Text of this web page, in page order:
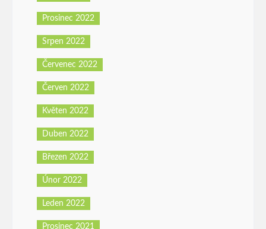
Prosinec 2022
Srpen 2022
Červenec 2022
Červen 2022
Květen 2022
Duben 2022
Březen 2022
Únor 2022
Leden 2022
Prosinec 2021